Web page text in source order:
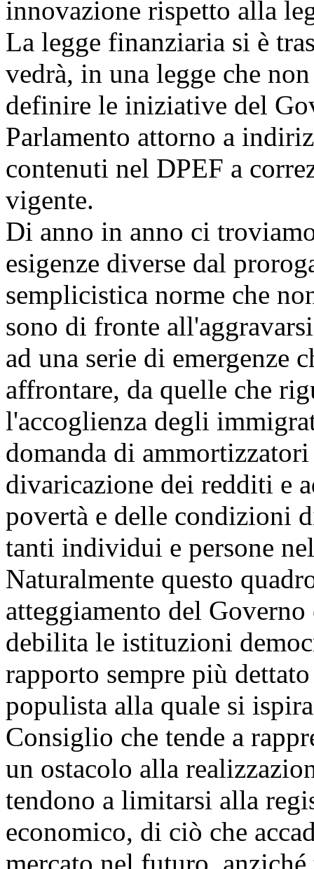
innovazione rispetto alla
La legge finanziaria si è
vedrà, in una legge che
definire le iniziative del
Parlamento attorno a
contenuti nel DPEF a
vigente.
Di anno in anno ci
esigenze diverse dal
semplicistica norme che
sono di fronte
ad una serie di emergenze
affrontare, da quelle che
l'accoglienza degli
domanda di
divaricazione dei redditi e
povertà e delle condizioni
tanti individui e persone
Naturalmente questo
atteggiamento del Governo
debilita le istituzioni
rapporto sempre più
populista alla quale si
Consiglio che tende a
un ostacolo alla
tendono a limitarsi alla
economico, di ciò che
mercato nel futuro,